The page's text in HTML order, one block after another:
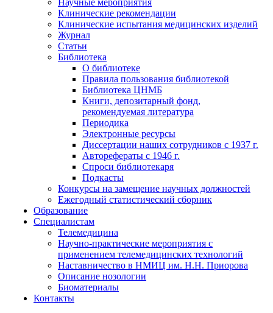
Научные мероприятия
Клинические рекомендации
Клинические испытания медицинских изделий
Журнал
Статьи
Библиотека
О библиотеке
Правила пользования библиотекой
Библиотека ЦНМБ
Книги, депозитарный фонд,
рекомендуемая литература
Периодика
Электронные ресурсы
Диссертации наших сотрудников с 1937 г.
Авторефераты с 1946 г.
Спроси библиотекаря
Подкасты
Конкурсы на замещение научных должностей
Ежегодный статистический сборник
Образование
Специалистам
Телемедицина
Научно-практические мероприятия с
применением телемедицинских технологий
Наставничество в НМИЦ им. Н.Н. Приорова
Описание нозологии
Биоматериалы
Контакты